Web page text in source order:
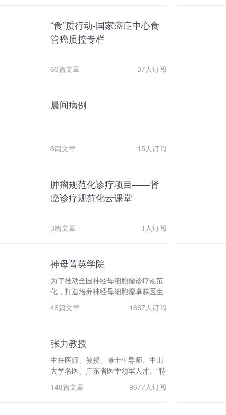
课程。届时李教授将聚焦乳腺癌的前
沿研究、病理、影像、临床治疗等方
“食”质行动-国家癌症中心食
管癌质控专栏
37人订阅
66篇文章
晨间病例
15人订阅
6篇文章
肿瘤规范化诊疗项目——肾
癌诊疗规范化云课堂
1人订阅
3篇文章
神母菁英学院
为了推动全国神经母细胞瘤诊疗规范
化，打造培养神经母细胞瘤卓越医生
的摇篮，我们发起了神母诊疗学术交
流平台神母菁英学院。
1667人订阅
46篇文章
张力教授
主任医师、教授、博士生导师、中山
大学名医、广东省医学领军人才、“特
支计划”杰出人才（南粤百杰）。 现
任中山大学肿瘤医院内科主任、I期病
9677人订阅
148篇文章